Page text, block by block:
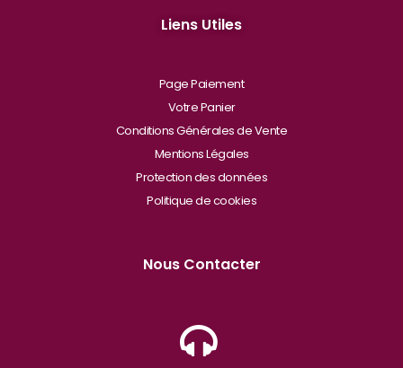
Liens Utiles
Page Paiement
Votre Panier
Conditions Générales de Vente
Mentions Légales
Protection des données
Politique de cookies
Nous Contacter